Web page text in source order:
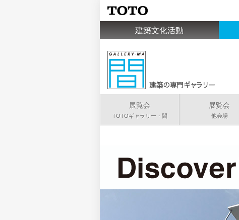
建築文化活動
展覧会
TOTOギャラリー・間
展覧会
他会場